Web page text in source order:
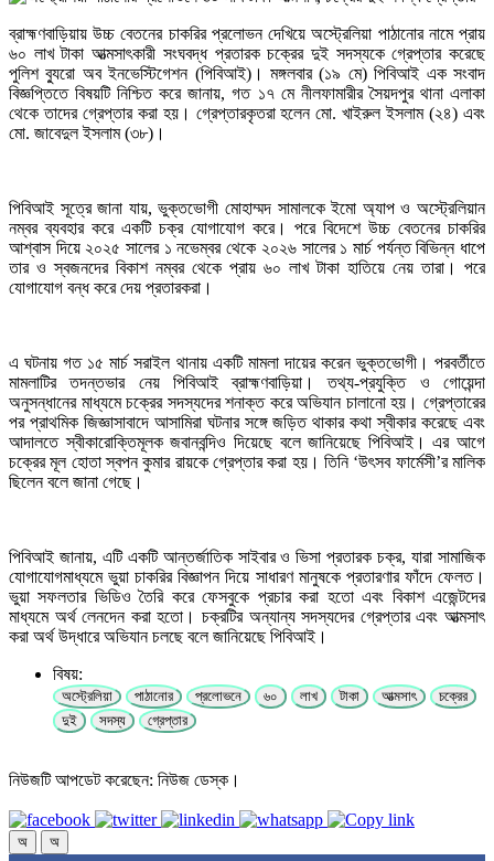
ব্রাহ্মণবাড়িয়ায় উচ্চ বেতনের চাকরির প্রলোভন দেখিয়ে অস্ট্রেলিয়া পাঠানোর নামে প্রায়
৬০ লাখ টাকা আত্মসাৎকারী সংঘবদ্ধ প্রতারক চক্রের দুই সদস্যকে গ্রেপ্তার করেছে
পুলিশ ব্যুরো অব ইনভেস্টিগেশন (পিবিআই)। মঙ্গলবার (১৯ মে) পিবিআই এক সংবাদ
বিজ্ঞপ্তিতে বিষয়টি নিশ্চিত করে জানায়, গত ১৭ মে নীলফামারীর সৈয়দপুর থানা এলাকা
থেকে তাদের গ্রেপ্তার করা হয়। গ্রেপ্তারকৃতরা হলেন মো. খাইরুল ইসলাম (২৪) এবং
মো. জাবেদুল ইসলাম (৩৮)।
পিবিআই সূত্রে জানা যায়, ভুক্তভোগী মোহাম্মদ সামালকে ইমো অ্যাপ ও অস্ট্রেলিয়ান
নম্বর ব্যবহার করে একটি চক্র যোগাযোগ করে। পরে বিদেশে উচ্চ বেতনের চাকরির
আশ্বাস দিয়ে ২০২৫ সালের ১ নভেম্বর থেকে ২০২৬ সালের ১ মার্চ পর্যন্ত বিভিন্ন ধাপে
তার ও স্বজনদের বিকাশ নম্বর থেকে প্রায় ৬০ লাখ টাকা হাতিয়ে নেয় তারা। পরে
যোগাযোগ বন্ধ করে দেয় প্রতারকরা।
এ ঘটনায় গত ১৫ মার্চ সরাইল থানায় একটি মামলা দায়ের করেন ভুক্তভোগী। পরবর্তীতে
মামলাটির তদন্তভার নেয় পিবিআই ব্রাহ্মণবাড়িয়া। তথ্য-প্রযুক্তি ও গোয়েন্দা
অনুসন্ধানের মাধ্যমে চক্রের সদস্যদের শনাক্ত করে অভিযান চালানো হয়। গ্রেপ্তারের
পর প্রাথমিক জিজ্ঞাসাবাদে আসামিরা ঘটনার সঙ্গে জড়িত থাকার কথা স্বীকার করেছে এবং
আদালতে স্বীকারোক্তিমূলক জবানবন্দিও দিয়েছে বলে জানিয়েছে পিবিআই। এর আগে
চক্রের মূল হোতা স্বপন কুমার রায়কে গ্রেপ্তার করা হয়। তিনি ‘উৎসব ফার্মেসী’র মালিক
ছিলেন বলে জানা গেছে।
পিবিআই জানায়, এটি একটি আন্তর্জাতিক সাইবার ও ভিসা প্রতারক চক্র, যারা সামাজিক
যোগাযোগমাধ্যমে ভুয়া চাকরির বিজ্ঞাপন দিয়ে সাধারণ মানুষকে প্রতারণার ফাঁদে ফেলত।
ভুয়া সফলতার ভিডিও তৈরি করে ফেসবুকে প্রচার করা হতো এবং বিকাশ এজেন্টদের
মাধ্যমে অর্থ লেনদেন করা হতো। চক্রটির অন্যান্য সদস্যদের গ্রেপ্তার এবং আত্মসাৎ
করা অর্থ উদ্ধারে অভিযান চলছে বলে জানিয়েছে পিবিআই।
বিষয়:
অস্ট্রেলিয়া পাঠানোর প্রলোভনে ৬০ লাখ টাকা আত্মসাৎ
চক্রের
দুই
সদস্য গ্রেপ্তার
নিউজটি আপডেট করেছেন: নিউজ ডেস্ক।
অ অ